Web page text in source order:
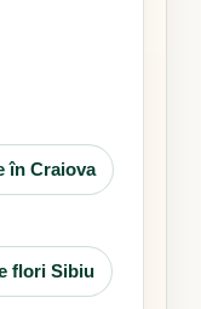
în Craiova
flori Sibiu